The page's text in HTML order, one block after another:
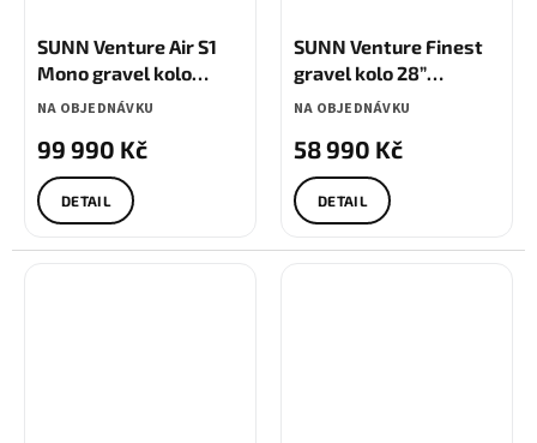
SUNN Venture Air S1
Mono gravel kolo
karbon
NA OBJEDNÁVKU
99 990 Kč
DETAIL
SUNN Venture Finest
gravel kolo 28”
Shimano GRX 12s
NA OBJEDNÁVKU
58 990 Kč
DETAIL